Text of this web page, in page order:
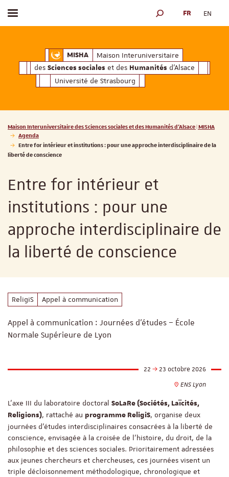
MISHAMaison Interuniversitaire des
Maison Interuniversitaire
des Sciences sociales et des Humanités d'Alsace
Université de Strasbourg
Afficher / masquer le menu MOTEUR DE
FR EN
Vous êtes ici :
Maison Interuniversitaire des Sciences sociales et des Humanités d'Alsace | MISHA
Agenda
Entre for intérieur et institutions : pour une approche interdisciplinaire de la
liberté de conscience
Entre for intérieur et
institutions : pour une
approche interdisciplinaire de
la liberté de conscience
ReligiS Appel à communication
Appel à communication : Journées d'études – École
Normale Supérieure de Lyon
22
23 octobre 2026
ENS Lyon
L'axe III du laboratoire doctoral SoLaRe (Sociétés, Laïcités,
Religions), rattaché au programme ReligiS, organise deux
journées d'études interdisciplinaires consacrées à la liberté de
conscience, envisagée à la croisée de l'histoire, du droit, de la
philosophie et des sciences sociales. Prioritairement adressées
aux jeunes chercheurs et chercheuses, ces journées visent un
triple décloisonnement méthodologique, chronologique et